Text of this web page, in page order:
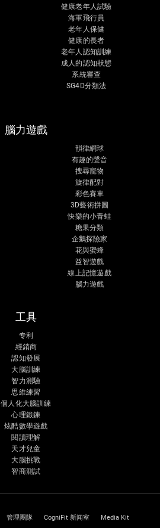
健康老年人試驗
海軍飛行員
老年人保健
健康的長者
老年人認知訓練
成人的認知狀態
系統審查
SG4D分類法
腦力遊戲
韻律網球
有趣的聲音
搜尋寵物
旋律配對
彩色賽車
3D藝術拼圖
快樂的小青蛙
糖果分類
企鵝探險家
花與蜜蜂
益智遊戲
線上記憶遊戲
腦力遊戲
工具
专利
經銷商
認知發展
大腦訓練
智力測驗
思維練習
個人化大腦訓練
心理鍛鍊
炫酷數學遊戲
閱讀理解
天才兒童
大腦挑戰
智商測試
管理團隊 CogniFit 新闻室 Media Kit